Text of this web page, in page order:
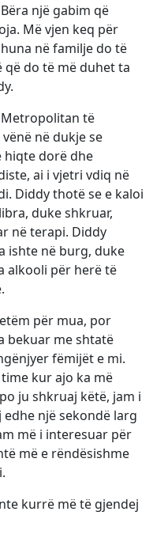
një gabim që
Më vjen keq për
në familje do të
do të më duhet ta
të
në dukje se
hiqte dorë dhe
ai i vjetri vdiq në
Diddy thotë se e kaloi
duke shkruar,
në terapi. Diddy
ishte në burg, duke
alkooli për herë të
për mua, por
bekuar me shtatë
fëmijët e mi.
kur ajo ka më
ju shkruaj këtë, jam i
një sekondë larg
më i interesuar për
më e rëndësishme
kurrë më të gjendej